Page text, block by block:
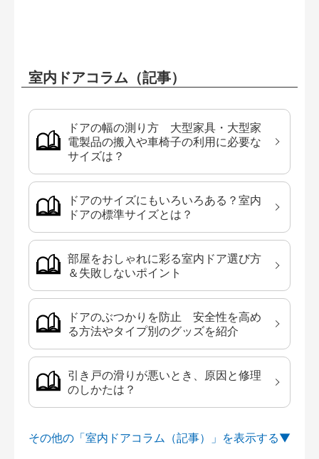
室内ドアコラム（記事）
ドアの幅の測り方 大型家具・大型家
電製品の搬入や車椅子の利用に必要な
サイズは？
ドアのサイズにもいろいろある？室内
ドアの標準サイズとは？
部屋をおしゃれに彩る室内ドア選び方
＆失敗しないポイント
ドアのぶつかりを防止 安全性を高め
る方法やタイプ別のグッズを紹介
引き戸の滑りが悪いとき、原因と修理
のしかたは？
その他の「室内ドアコラム（記事）」を